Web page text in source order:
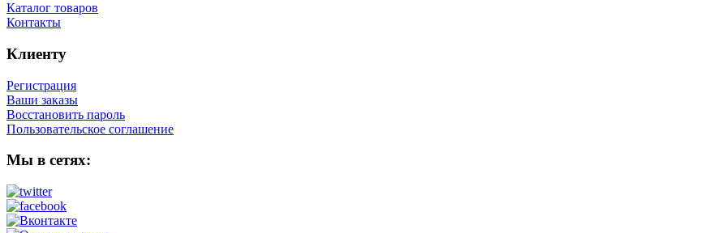
Каталог товаров
Контакты
Клиенту
Регистрация
Ваши заказы
Восстановить пароль
Пользовательское соглашение
Мы в сетях: